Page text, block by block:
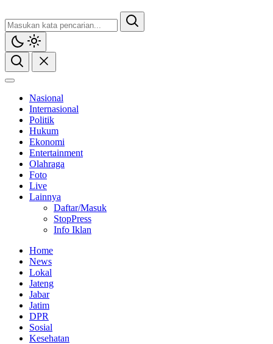
CMI News
Berani, Integritas dan Loyalitas
Nasional
Internasional
Politik
Hukum
Ekonomi
Entertainment
Olahraga
Foto
Live
Lainnya
Daftar/Masuk
StopPress
Info Iklan
Home
News
Lokal
Jateng
Jabar
Jatim
DPR
Sosial
Kesehatan